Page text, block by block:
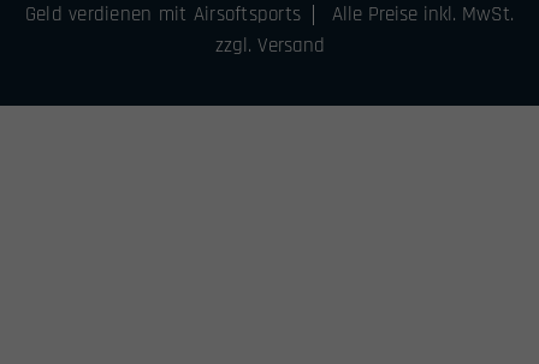
Geld verdienen mit Airsoftsports
Alle Preise inkl. MwSt.
zzgl. Versand